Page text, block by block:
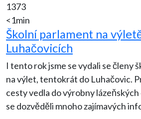
1373
<1min
Školní parlament na
Luhačovicích
I tento rok jsme se vydali se členy
na výlet, tentokrát do Luhačovic.
cesty vedla do výrobny
se dozvěděli mnoho zajímavých